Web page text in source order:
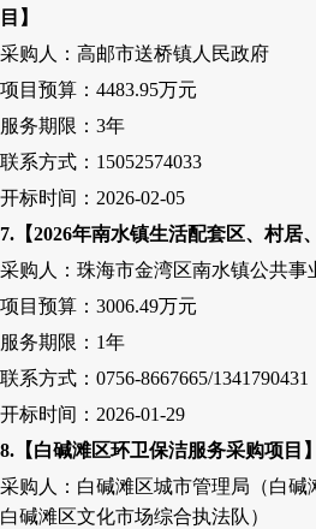
目】
采购人
：高邮市送桥镇人民政府
项目预算： 4483.95万元
服务期限： 3年
联系方式： 15052574033
开标时间： 2026-02-05
7.【2026年南水镇生活配套区、村居
采购人
：珠海市金湾区南水镇公共事
项目预算： 3006.49万元
服务期限： 1年
联系方式： 0756-8667665/1341790431
开标时间： 2026-01-29
8.【白碱滩区环卫保洁服务采购项目】
采购人
：白碱滩区城市管理局（白碱
白碱滩区文化市场综合执法队）